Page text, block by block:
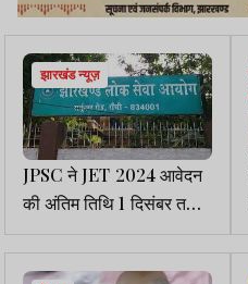
झारखंड न्यूज़
JPSC ने JET 2024 आवेदन
की अंतिम तिथि 1 दिसंबर तक
बढ़ाई